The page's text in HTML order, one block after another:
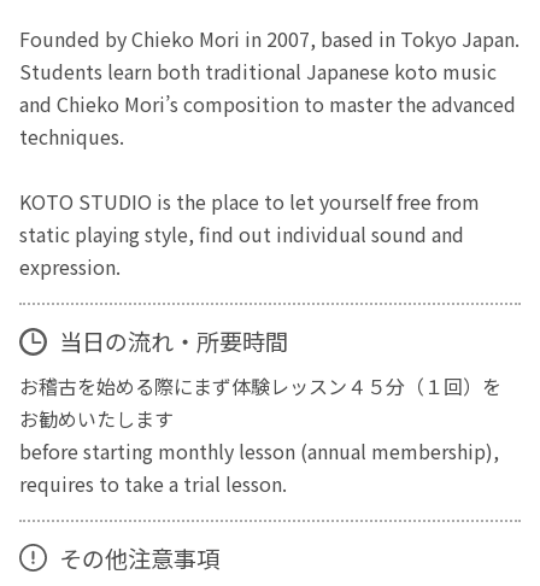
Founded by Chieko Mori in 2007, based in Tokyo Japan.
​Students learn both traditional Japanese koto music
and Chieko Mori’s composition to master the advanced
techniques.
KOTO STUDIO is the place to let yourself free from
static playing style, find out individual sound and
expression.
当日の流れ・所要時間
お稽古を始める際にまず体験レッスン４５分（１回）を
お勧めいたします
before starting monthly lesson (annual membership),
requires to take a trial lesson.
その他注意事項